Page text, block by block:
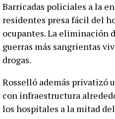
Barricadas policiales a la
residentes presa fácil del
ocupantes. La eliminación
guerras más sangrientas
drogas.
Rosselló además privatizó
con infraestructura
los hospitales a la mitad